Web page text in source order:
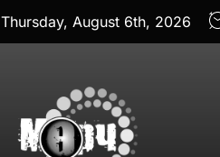
Thursday, August 6th, 2026